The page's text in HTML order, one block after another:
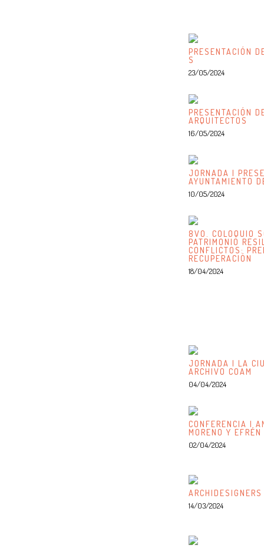
PRESENTACIÓN
S
23/05/2024
PRESENTACIÓN
ARQUITECTOS
16/05/2024
JORNADA |
AYUNTAMIENTO
10/05/2024
8VO. COLOQUIO
PATRIMONIO
CONFLICTOS:
RECUPERACIÓN
18/04/2024
JORNADA | LA
ARCHIVO COAM
04/04/2024
CONFERENCIA |
MORENO Y
02/04/2024
ARCHIDESIGNERS
14/03/2024